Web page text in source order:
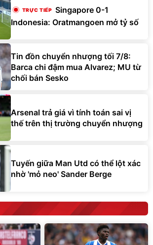
Singapore 0-1
Indonesia: Oratmangoen mở tỷ số
Tin đồn chuyển nhượng tối 7/8:
Barca chi đậm mua Alvarez; MU từ
chối bán Sesko
Arsenal trả giá vì tính toán sai vị
thế trên thị trường chuyển nhượng
Tuyến giữa Man Utd có thể lột xác
nhờ 'mỏ neo' Sander Berge